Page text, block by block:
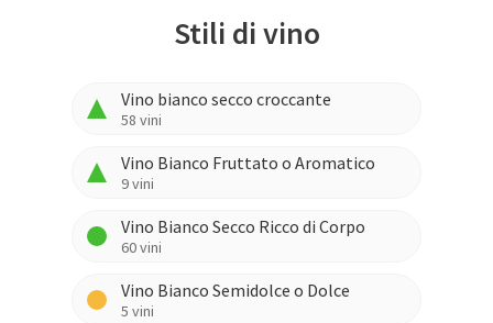
Stili di vino
Vino bianco secco croccante
58 vini
Vino Bianco Fruttato o Aromatico
9vini
Vino Bianco Secco Ricco di Corpo
60vini
Vino Bianco Semidolce o Dolce
5 vini